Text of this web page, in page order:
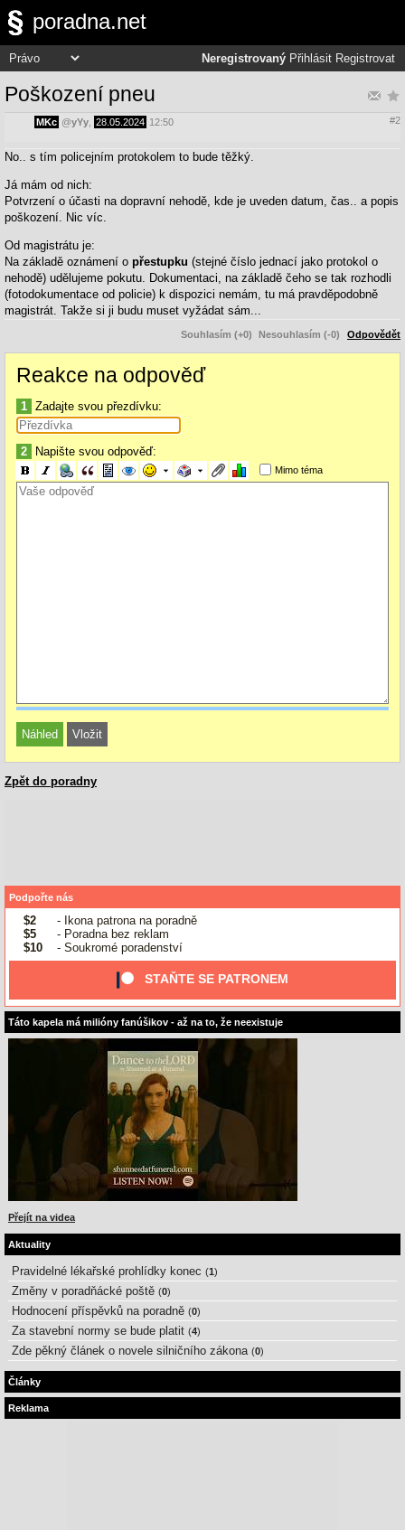
poradna.net
Neregistrovaný Přihlásit Registrovat
Poškození pneu
MKc @yYy 28.05.2024 12:50 #2
No.. s tím policejním protokolem to bude těžký.
Já mám od nich:
Potvrzení o účasti na dopravní nehodě, kde je uveden datum, čas.. a popis
poškození. Nic víc.
Od magistrátu je:
Na základě oznámení o přestupku (stejné číslo jednací jako protokol o
nehodě) udělujeme pokutu. Dokumentaci, na základě čeho se tak rozhodli
(fotodokumentace od policie) k dispozici nemám, tu má pravděpodobně
magistrát. Takže si ji budu muset vyžádat sám...
Souhlasím (+0) Nesouhlasím (-0) Odpovědět
Reakce na odpověď
1 Zadajte svou přezdívku:
2 Napište svou odpověď:
Mimo téma
Zpět do poradny
Podpořte nás
$2
- Ikona patrona na poradně
$5
- Poradna bez reklam
$10
- Soukromé poradenství
STAŇTE SE PATRONEM
Táto kapela má milióny fanúšikov - až na to, že neexistuje
Přejít na videa
Aktuality
Pravidelné lékařské prohlídky konec (1)
Změny v poradňácké poště (0)
Hodnocení příspěvků na poradně (0)
Za stavební normy se bude platit (4)
Zde pěkný článek o novele silničního zákona (0)
Články
Reklama